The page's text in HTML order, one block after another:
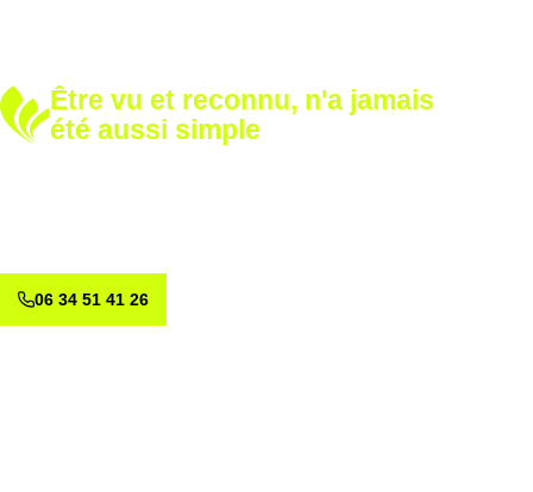
Être vu et reconnu, n'a jamais
été aussi simple
06 34 51 41 26